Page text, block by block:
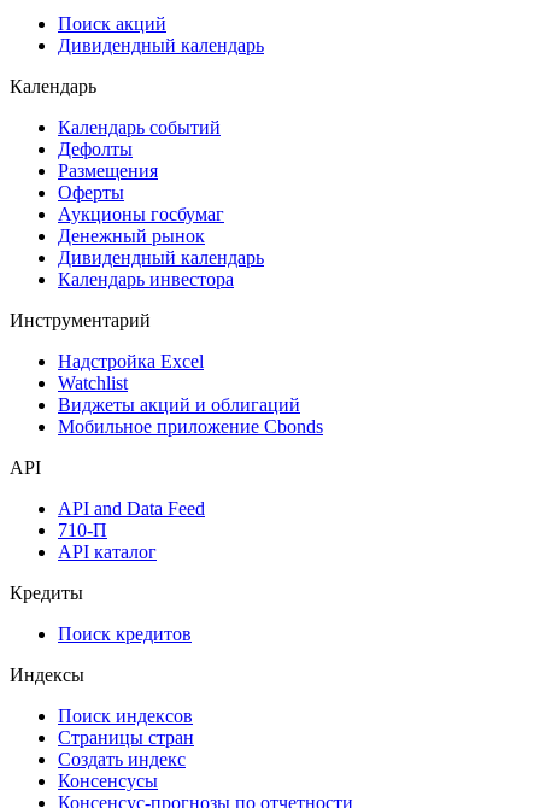
Самые популярные облигации на Cbonds.ru
Дивидендный календарь
Календарь
Календарь событий
Дефолты
Размещения
Оферты
Аукционы госбумаг
Денежный рынок
Календарь инвестора
Инструментарий
Надстройка Excel
Мобильное приложение Cbonds
API
API and Data Feed
API каталог
Кредиты
Поиск кредитов
Индексы
Поиск индексов